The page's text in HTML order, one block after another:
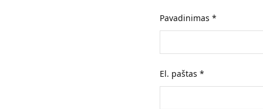
Pavadinimas*
El. paštas*